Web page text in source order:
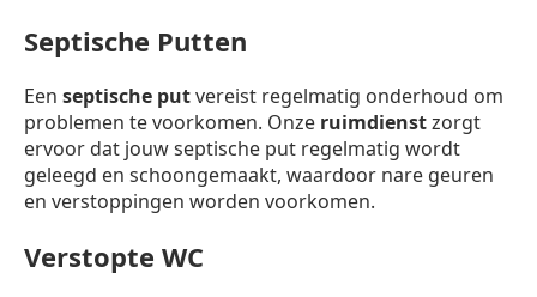
Septische Putten
Een septische putvereist regelmatig onderhoud om
problemen te voorkomen. Onze ruimdienstzorgt
ervoor dat jouw septische put regelmatig wordt
geleegd en schoongemaakt, waardoor nare geuren
en verstoppingen worden voorkomen.
Verstopte WC